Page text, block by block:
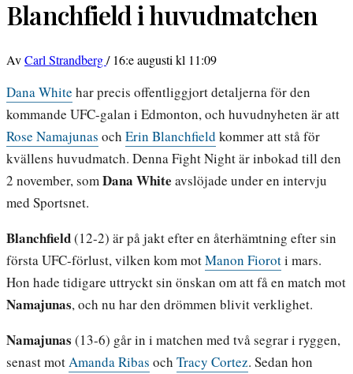
Blanchfield i huvudmatchen
AvCarl Strandberg/ 16:e augusti kl 11:09
Dana White har precis offentliggjort detaljerna för den
kommande UFC-galan i Edmonton, och huvudnyheten är att
Rose Namajunas och Erin Blanchfield kommer att stå för
kvällens huvudmatch. Denna Fight Night är inbokad till den
2 november, somDana White avslöjade under en intervju
med Sportsnet.
Blanchfield(12-2) är på jakt efter en återhämtning efter sin
första UFC-förlust, vilken kom motManon Fioroti mars.
Hon hade tidigare uttryckt sin önskan om att få en match mot
Namajunas, och nu har den drömmen blivit verklighet.
Namajunas (13-6) går in i matchen med två segrar i ryggen,
senast motAmanda Ribas och Tracy Cortez. Sedan hon